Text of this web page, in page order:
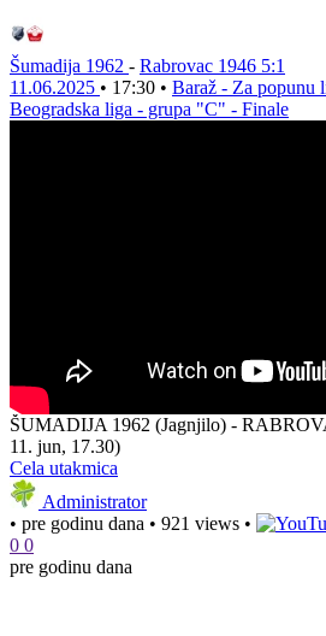
Šumadija 1962 - Rabrovac 1946 5:1
11.06.2025 • 17:30 • Baraž - Za popunu
Beogradska liga - grupa "C" - Finale
ŠUMADIJA 1962 (Jagnjilo) -
11. jun, 17.30)
Cela utakmica
Administrator
• pre godinu dana • 921 views •
0 0
pre godinu dana